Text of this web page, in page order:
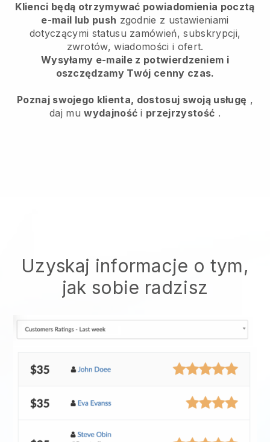
Klienci będą otrzymywać powiadomienia pocztą
e-mail lub push zgodnie z ustawieniami
dotyczącymi statusu zamówień, subskrypcji,
zwrotów, wiadomości i ofert.
Wysyłamy e-maile z potwierdzeniem i
oszczędzamy Twój cenny czas.
Poznaj swojego klienta, dostosuj swoją usługę ,
daj muwydajność i przejrzystość .
Uzyskaj informacje o tym,
jak sobie radzisz